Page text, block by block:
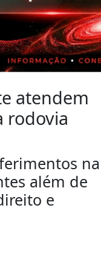
atendem
rodovia
na
além de
e